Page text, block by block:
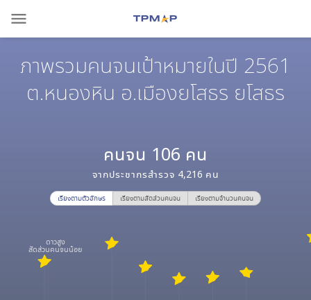
menu
ภาพรวมคนจนเป้าหมายในปี 2561
ต.หนองหิน อ.เมืองยโสธร ยโสธร
คนจน 106 คน
จากประชากรสำรวจ 4,216 คน
เรียงตามตัวอักษร เรียงตามสัดส่วนคนจน เรียงตามจำนวนคนจน
ดาวสูง
สัดส่วนคนจนน้อย